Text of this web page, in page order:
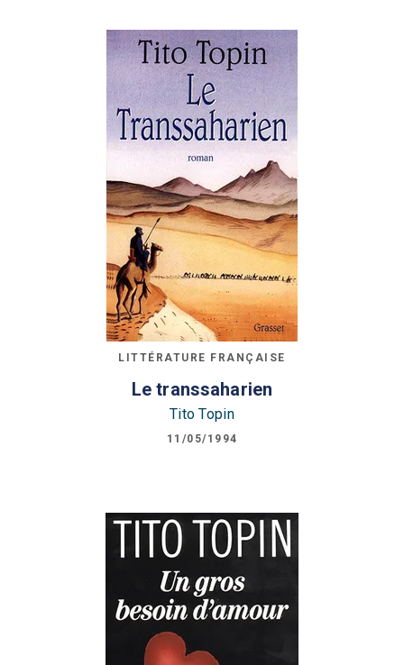
LITTÉRATURE FRANÇAISE
Le transsaharien
Tito Topin
11/05/1994